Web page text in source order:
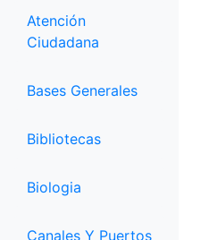
Atención
Ciudadana
Bases Generales
Bibliotecas
Biologia
Canales Y Puertos